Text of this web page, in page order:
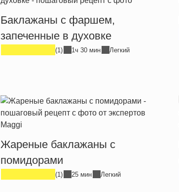
Баклажаны с фаршем,
запеченные в духовке
(1) 1ч 30 мин Легкий
Жареные баклажаны с
помидорами
(1) 25 мин Легкий